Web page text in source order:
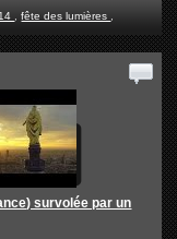
,fête des lumières ,
survolée par un